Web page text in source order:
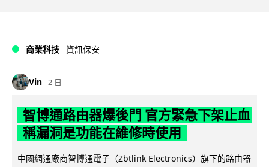
商業科技 資訊保安
Vin 2 日
智博通路由器爆後門 官方緊急下架止血
稱漏洞是功能在維修時使用
中國網通廠商智博通電子（Zbtlink Electronics）旗下的路由器